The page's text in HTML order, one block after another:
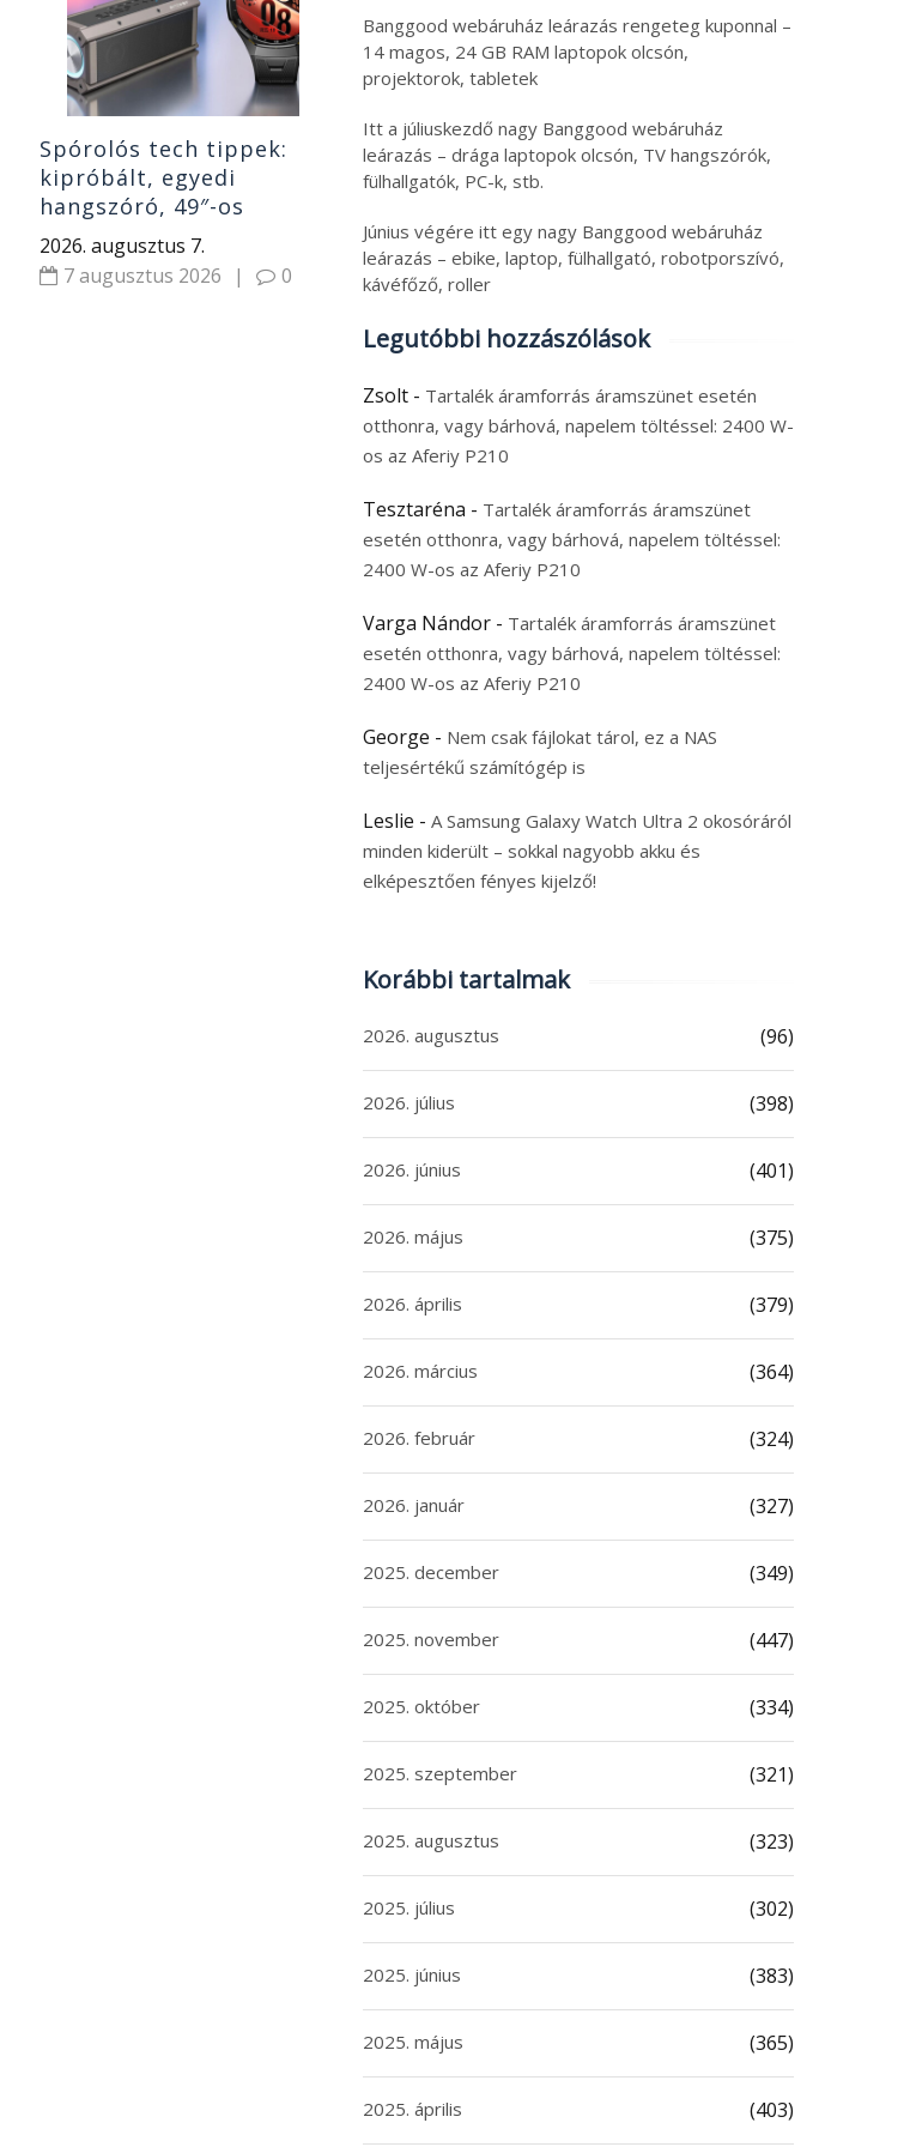
Spórolós tech tippek:
kipróbált, egyedi
hangszóró, 49″-os
monitor, gyerek okosóra
és Huawei óra
2026. augusztus 7.
7 augusztus 2026
| 0
2026. augusztus 6.
6 augusztus 2026
| 0
olcsó riválisa és
hordozható monitor
2026. augusztus 6.
6 augusztus 2026
Banggood webáruház leárazás rengeteg kuponnal –
14 magos, 24 GB RAM laptopok olcsón,
projektorok, tabletek
Itt a júliuskezdő nagy Banggood webáruház
leárazás – drága laptopok olcsón, TV hangszórók,
fülhallgatók, PC-k, stb.
Június végére itt egy nagy Banggood webáruház
leárazás – ebike, laptop, fülhallgató, robotporszívó,
kávéfőző, roller
Legutóbbi hozzászólások
Zsolt - Tartalék áramforrás áramszünet esetén
otthonra, vagy bárhová, napelem töltéssel: 2400 W-
os az Aferiy P210
Tesztaréna - Tartalék áramforrás áramszünet
esetén otthonra, vagy bárhová, napelem töltéssel:
2400 W-os az Aferiy P210
Varga Nándor - Tartalék áramforrás áramszünet
esetén otthonra, vagy bárhová, napelem töltéssel:
2400 W-os az Aferiy P210
George - Nem csak fájlokat tárol, ez a NAS
teljesértékű számítógép is
Leslie - A Samsung Galaxy Watch Ultra 2 okosóráról
minden kiderült – sokkal nagyobb akku és
elképesztően fényes kijelző!
Korábbi tartalmak
2026. augusztus (96)
2026. július (398)
2026. június (401)
2026. május (375)
2026. április (379)
2026. március (364)
2026. február (324)
2026. január (327)
2025. december (349)
2025. november (447)
2025. október (334)
2025. szeptember (321)
2025. augusztus (323)
2025. július (302)
2025. június (383)
2025. május (365)
2025. április (403)